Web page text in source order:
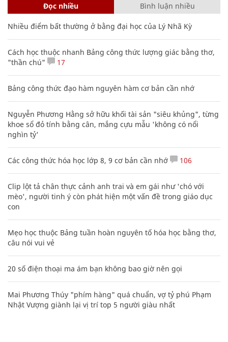
Đọc nhiều Bình luận nhiều
Nhiều điểm bất thường ở bằng đại học của Lý Nhã Kỳ
Cách học thuộc nhanh Bảng công thức lượng giác bằng thơ,
"thần chú"
17
Bảng công thức đạo hàm nguyên hàm cơ bản cần nhớ
Nguyễn Phương Hằng sở hữu khối tài sản "siêu khủng", từng
khoe sổ đỏ tính bằng cân, mắng cựu mẫu 'không có nổi
nghìn tỷ'
Các công thức hóa học lớp 8, 9 cơ bản cần nhớ 106
Clip lột tả chân thực cảnh anh trai và em gái như 'chó với
mèo', người tinh ý còn phát hiện một vấn đề trong giáo dục
con
Mẹo học thuộc Bảng tuần hoàn nguyên tố hóa học bằng thơ,
câu nói vui vẻ
20 số điện thoại ma ám bạn không bao giờ nên gọi
Mai Phương Thúy "phím hàng" quá chuẩn, vợ tỷ phú Phạm
Nhật Vượng giành lại vị trí top 5 người giàu nhất